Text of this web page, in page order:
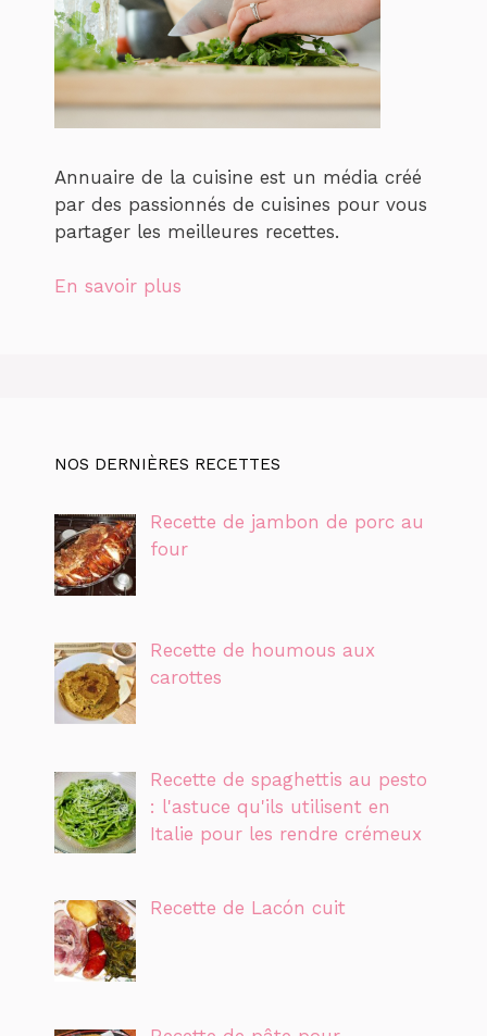
Annuaire de la cuisine est un média créé
par des passionnés de cuisines pour vous
partager les meilleures recettes.
En savoir plus
NOS DERNIÈRES RECETTES
Recette de jambon de porc au
four
Recette de houmous aux
carottes
Recette de spaghettis au pesto
: l'astuce qu'ils utilisent en
Italie pour les rendre crémeux
Recette de Lacón cuit